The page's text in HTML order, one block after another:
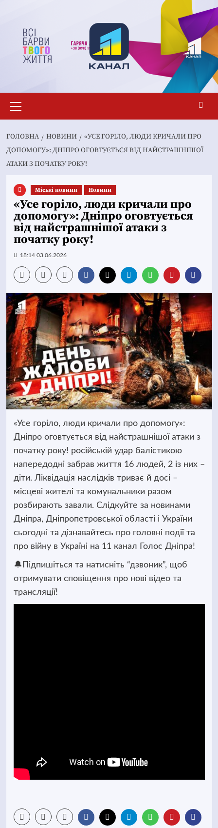
вмісту
меню
ГОЛОВНА НОВИНИ
«УСЕ ГОРІЛО, ЛЮДИ КРИЧАЛИ ПРО
ДОПОМОГУ»: ДНІПРО ОГОВТУЄТЬСЯ ВІД НАЙСТРАШНІШОЇ
АТАКИ З ПОЧАТКУ РОКУ!
Mіські новини Новини
«Усе горіло, люди кричали про
допомогу»: Дніпро оговтується
від найстрашнішої атаки з
початку року!
18:14 03.06.2026
«Усе горіло, люди кричали про допомогу»:
Дніпро оговтується від найстрашнішої атаки з
початку року! російській удар балістикою
напередодні забрав життя 16 людей, 2 із них –
діти. Ліквідація наслідків триває й досі –
місцеві жителі та комунальники разом
розбирають завали. Слідкуйте за новинами
Дніпра, Дніпропетровської області і України
сьогодні та дізнавайтесь про головні події та
про війну в Україні на 11 канал Голос Дніпра!
🔔Підпишіться та натисніть “дзвоник”, щоб
отримувати сповіщення про нові відео та
трансляції!